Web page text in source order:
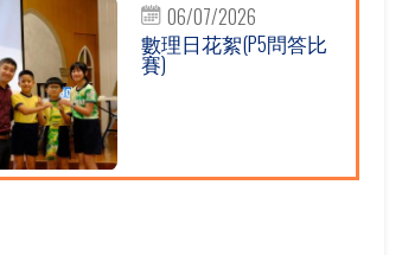
06/07/2026
數理日花絮(P5問答比
賽)